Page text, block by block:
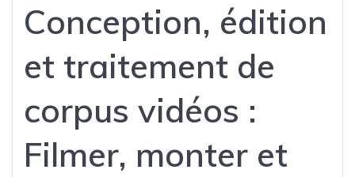
Conception, édition
et traitement de
corpus vidéos :
Filmer, monter et